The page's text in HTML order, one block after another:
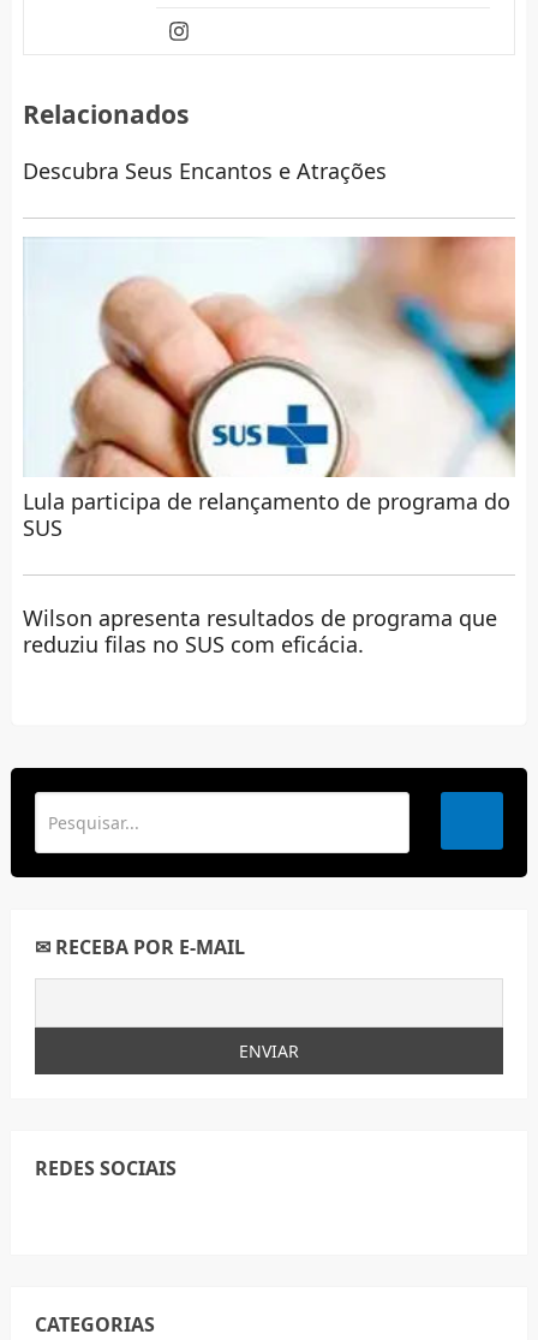
Relacionados
Descubra Seus Encantos e Atrações
Lula participa de relançamento de programa do
SUS
Wilson apresenta resultados de programa que
reduziu filas no SUS com eficácia.
✉ RECEBA POR E-MAIL
REDES SOCIAIS
CATEGORIAS